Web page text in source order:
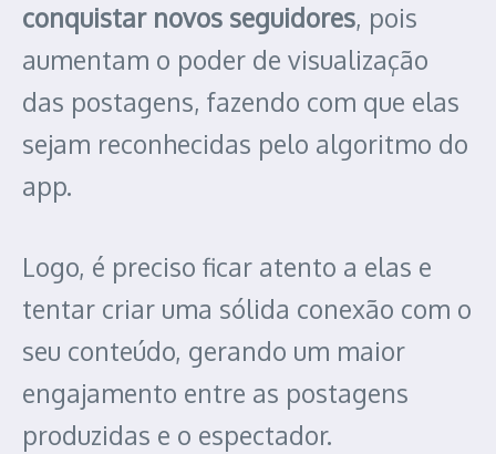
conquistar novos seguidores, pois
aumentam o poder de visualização
das postagens, fazendo com que elas
sejam reconhecidas pelo algoritmo do
app.
Logo, é preciso ficar atento a elas e
tentar criar uma sólida conexão com o
seu conteúdo, gerando um maior
engajamento entre as postagens
produzidas e o espectador.